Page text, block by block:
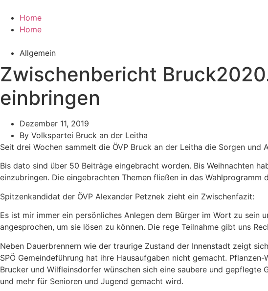
Inhalt
wechseln
Home
Home
Allgemein
Zwischenbericht
einbringen
Dezember 11, 2019
By Volkspartei Bruck an der Leitha
Seit drei Wochen sammelt die ÖVP Bruck an der Leitha die Sorgen und
Bis dato sind über 50 Beiträge eingebracht worden. Bis Weihnachten
einzubringen. Die eingebrachten Themen fließen in das Wahlprogramm
Spitzenkandidat der ÖVP Alexander Petznek zieht ein Zwischenfazit:
Es ist mir immer ein persönliches Anlegen dem Bürger im Wort zu sein
angesprochen, um sie lösen zu können. Die rege Teilnahme gibt uns
Neben Dauerbrennern wie der traurige Zustand der Innenstadt zeigt
SPÖ Gemeindeführung hat ihre Hausaufgaben nicht gemacht.
Brucker und Wilfleinsdorfer wünschen sich eine saubere und
und mehr für Senioren und Jugend gemacht wird.